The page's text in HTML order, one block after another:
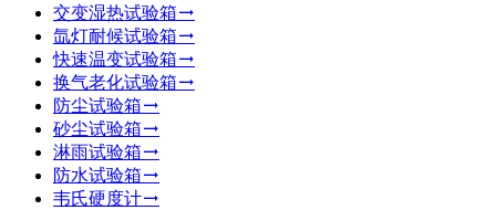
交变湿热试验箱
氙灯耐候试验箱
快速温变试验箱
换气老化试验箱
防尘试验箱
砂尘试验箱
淋雨试验箱
防水试验箱
韦氏硬度计